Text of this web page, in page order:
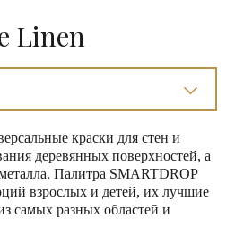
Linen
краски для стен и
деревянных поверхностей, а
Палитра SMARTDROP
взрослых и детей, их лучшие
самых разных областей и